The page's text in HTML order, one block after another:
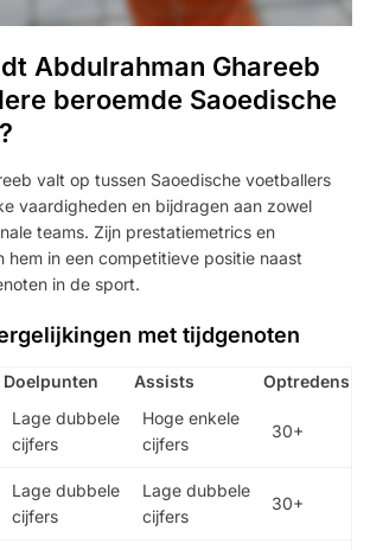
Abdulrahman Ghareeb
beroemde Saoedische
valt op tussen Saoedische voetballers
vaardigheden en bijdragen aan zowel
teams. Zijn prestatiemetrics en
hem in een competitieve positie naast
in de sport.
met tijdgenoten
Doelpunten Assists
Optredens
Lage dubbele
cijfers
Hoge enkele
cijfers
30+
Lage dubbele
cijfers
Lage dubbele
cijfers
30+